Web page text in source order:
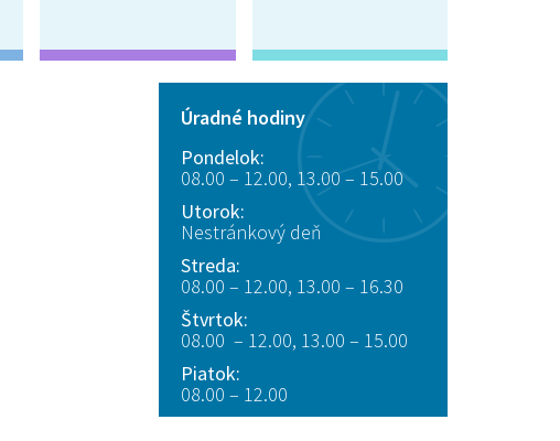
Úradné hodiny
Pondelok:
08.00 – 12.00, 13.00 – 15.00
Utorok:
Nestránkový deň
Streda:
08.00 – 12.00, 13.00 – 16.30
Štvrtok:
08.00 – 12.00, 13.00 – 15.00
Piatok:
08.00 – 12.00